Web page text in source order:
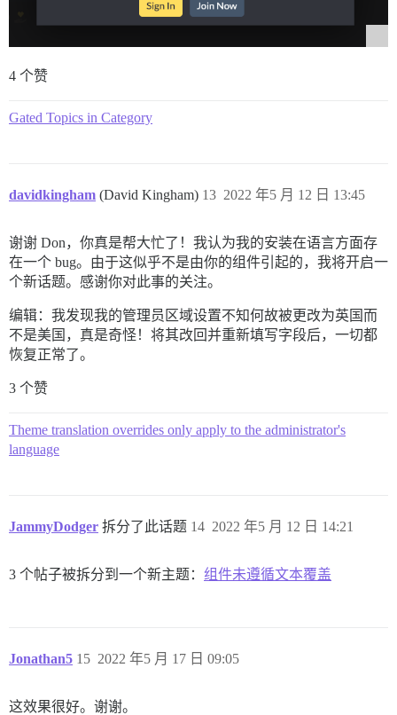
4 个赞
Gated Topics in Category
davidkingham (David Kingham) 2022 年5 月 12 日 13:45
13
谢谢 Don，你真是帮大忙了！我认为我的安装在语言方面存
在一个 bug。由于这似乎不是由你的组件引起的，我将开启一
个新话题。感谢你对此事的关注。
编辑：我发现我的管理员区域设置不知何故被更改为英国而
不是美国，真是奇怪！将其改回并重新填写字段后，一切都
恢复正常了。
3 个赞
Theme translation overrides only apply to the administrator's
language
JammyDodger 拆分了此话题 2022 年5 月 12 日 14:21
14
3 个帖子被拆分到一个新主题： 组件未遵循文本覆盖
Jonathan5 2022 年5 月 17 日 09:05
15
这效果很好。谢谢。